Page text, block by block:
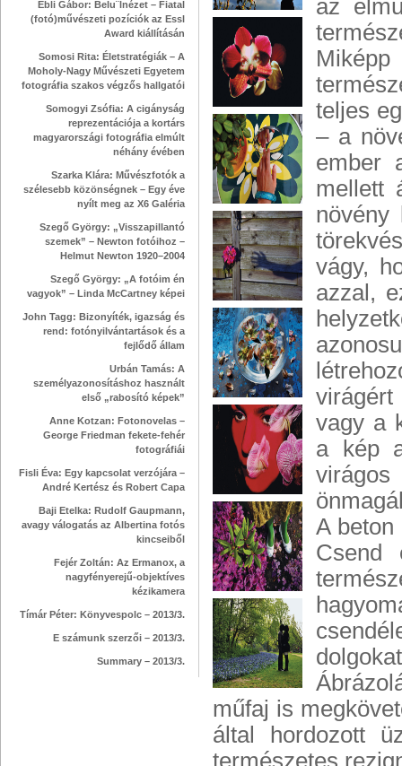
Ébli Gábor: Belu¨lnézet – Fiatal
(fotó)művészeti pozíciók az Essl
Award kiállításán
Somosi Rita: Életstratégiák – A
Moholy-Nagy Művészeti Egyetem
fotográfia szakos végzős hallgatói
Somogyi Zsófia: A cigányság
reprezentációja a kortárs
magyarországi fotográfia elmúlt
néhány évében
Szarka Klára: Művészfotók a
szélesebb közönségnek – Egy éve
nyílt meg az X6 Galéria
Szegő György: „Visszapillantó
szemek” – Newton fotóihoz –
Helmut Newton 1920–2004
Szegő György: „A fotóim én
vagyok” – Linda McCartney képei
John Tagg: Bizonyíték, igazság és
rend: fotónyilvántartások és a
fejlődő állam
Urbán Tamás: A
személyazonosításhoz használt
első „rabosító képek”
Anne Kotzan: Fotonovelas –
George Friedman fekete-fehér
fotográfiái
Fisli Éva: Egy kapcsolat verzójára –
André Kertész és Robert Capa
Baji Etelka: Rudolf Gaupmann,
avagy válogatás az Albertina fotós
kincseiből
Fejér Zoltán: Az Ermanox, a
nagyfényerejű-objektíves
kézikamera
Tímár Péter: Könyvespolc – 2013/3.
E számunk szerzői – 2013/3.
Summary – 2013/3.
az
teljes
– a
ember
mellett
növény
vágy,
azzal,
virágért
vagy a
a kép
A
Csend
műfaj is
által hordozott
természetes